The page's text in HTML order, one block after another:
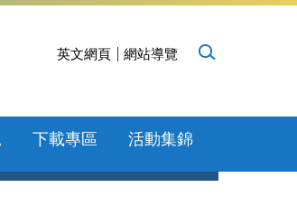
英文網頁 網站導覽
下載專區 活動集錦